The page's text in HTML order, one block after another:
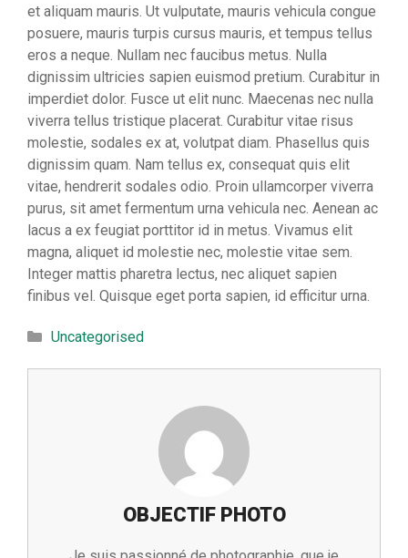
et aliquam mauris. Ut vulputate, mauris vehicula congue
posuere, mauris turpis cursus mauris, et tempus tellus
eros a neque. Nullam nec faucibus metus. Nulla
dignissim ultricies sapien euismod pretium. Curabitur in
imperdiet dolor. Fusce ut elit nunc. Maecenas nec nulla
viverra tellus tristique placerat. Curabitur vitae risus
molestie, sodales ex at, volutpat diam. Phasellus quis
dignissim quam. Nam tellus ex, consequat quis elit
vitae, hendrerit sodales odio. Proin ullamcorper viverra
purus, sit amet fermentum urna vehicula nec. Aenean ac
lacus a ex feugiat porttitor id in metus. Vivamus elit
magna, aliquet id molestie nec, molestie vitae sem.
Integer mattis pharetra lectus, nec aliquet sapien
finibus vel. Quisque eget porta sapien, id efficitur urna.
Catégories
Uncategorised
OBJECTIF PHOTO